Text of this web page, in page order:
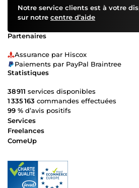
Notre service clients est à votre
sur notre centre d’aide
Partenaires
Assurance par Hiscox
Paiements par PayPal Braintree
Statistiques
38 911 services disponibles
1 335 163 commandes effectuées
99 % d’avis positifs
Services
Freelances
ComeUp